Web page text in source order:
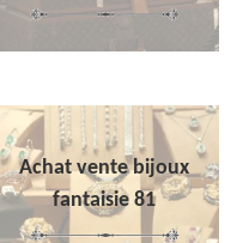
Achat vente bijoux
fantaisie 81